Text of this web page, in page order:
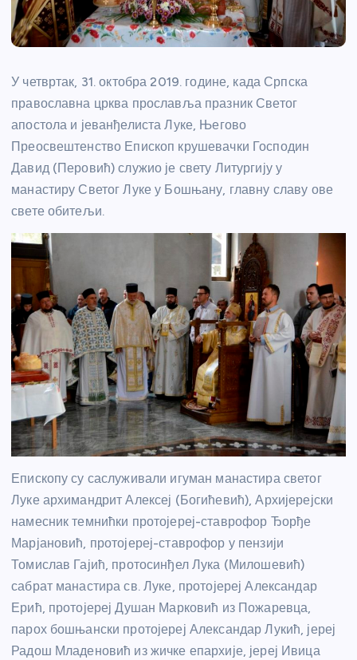
У четвртак, 31. октобра 2019. године, када Српска
православна црква прославља празник Светог
апостола и јеванђелиста Луке, Његово
Преосвештенство Епископ крушевачки Господин
Давид (Перовић) служио је свету Литургију у
манастиру Светог Луке у Бошњану, главну славу ове
свете обитељи.
Епископу су саслуживали игуман манастира светог
Луке архимандрит Алексеј (Богићевић), Архијерејски
намесник темнићки протојереј-ставрофор Ђорђе
Марјановић, протојереј-ставрофор у пензији
Томислав Гајић, протосинђел Лука (Милошевић)
сабрат манастира св. Луке, протојереј Александар
Ерић, протојереј Душан Марковић из Пожаревца,
парох бошњански протојереј Александар Лукић, јереј
Радош Младеновић из жичке епархије, јереј Ивица